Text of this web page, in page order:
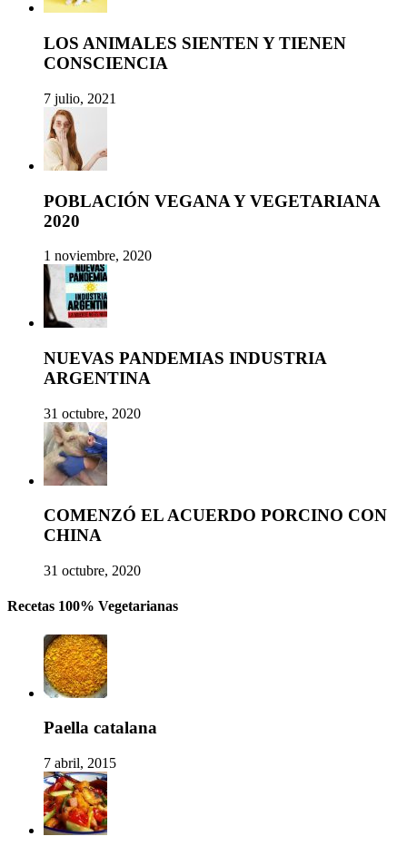
LOS ANIMALES SIENTEN Y TIENEN
CONSCIENCIA
7 julio, 2021
POBLACIÓN VEGANA Y VEGETARIANA
2020
1 noviembre, 2020
NUEVAS PANDEMIAS INDUSTRIA
ARGENTINA
31 octubre, 2020
COMENZÓ EL ACUERDO PORCINO CON
CHINA
31 octubre, 2020
Recetas 100% Vegetarianas
Paella catalana
7 abril, 2015